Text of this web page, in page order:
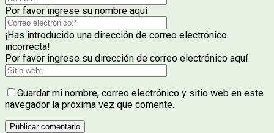
Por favor ingrese su nombre aquí
¡Has introducido una dirección de correo electrónico
incorrecta!
Por favor ingrese su dirección de correo electrónico aquí
Guardar mi nombre, correo electrónico y sitio web en este
navegador la próxima vez que comente.